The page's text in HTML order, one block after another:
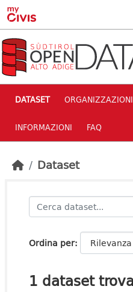
Skip to main content
DATASET ORGANIZZAZIONI
INFORMAZIONI FAQ
Dataset
Ordina per
1 dataset